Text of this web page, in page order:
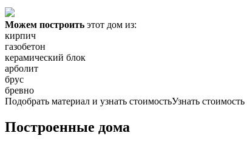
Можем построить этот дом из:
кирпич
газобетон
керамический блок
арболит
брус
бревно
Подобрать материал и узнать стоимостьУзнать стоимость
Построенные дома